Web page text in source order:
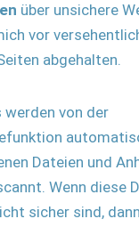
über unsichere
vor
abgehalten.
werden von der
Dateien und
Wenn diese
sicher sind,